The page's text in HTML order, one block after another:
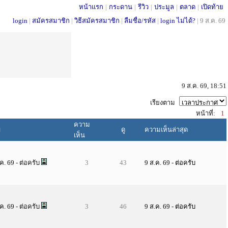
หน้าแรก | กระดาน | รีวิว | ประมูล | ตลาด | เปิดท้าย
login | สมัครสมาชิก | วิธีสมัครสมาชิก | ลืมชื่อ/รหัส | login ไม่ได้? | 9 ส.ค. 69
9 ส.ค. 69, 18:51
เรียงตาม
หน้าที่:
1
ความ
เห็น
ดู ความเห็นล่าสุด
. 69 - ต่อครับ 3 43 9 ส.ค. 69 - ต่อครับ
. 69 - ต่อครับ 3 46 9 ส.ค. 69 - ต่อครับ